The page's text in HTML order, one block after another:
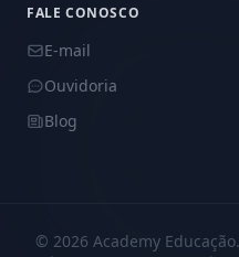
FALE CONOSCO
E-mail
Ouvidoria
Blog
© 2026 Academy